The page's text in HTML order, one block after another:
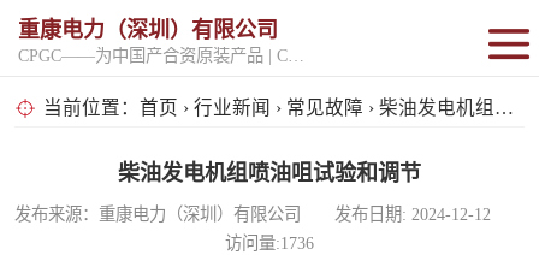
重康电力（深圳）有限公司
当前位置： 首页 › 行业新闻 › 常见故障 › 柴油发电机组喷油咀试验和调节
柴油发电机组喷油咀试验和调节
发布来源：重康电力（深圳）有限公司 发布日期: 2024-12-12
访问量:1736
固定开架式
移动电站